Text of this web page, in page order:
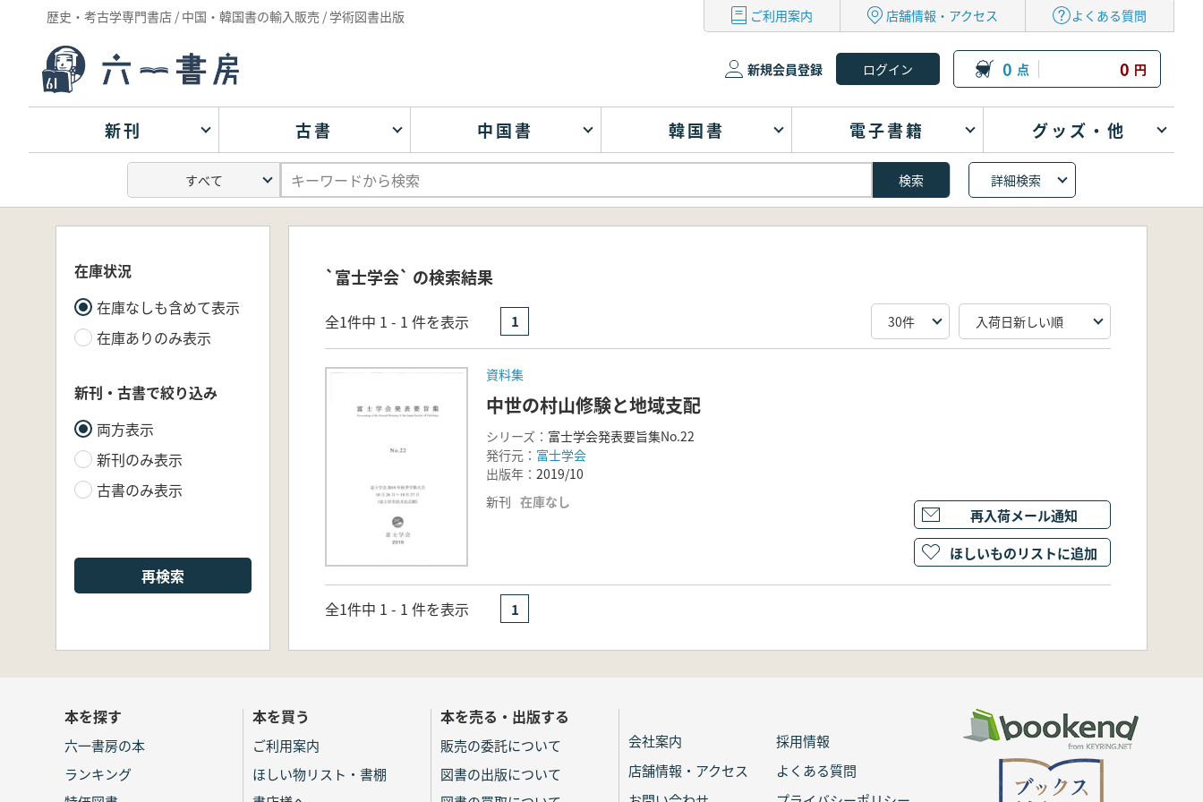
歴史・考古学専門書店 / 中国・韓国書の輸入販売 / 学術図書出版 ご利用案内 店舗情報・アクセス よくある質問
新規会員登録 0 点 0 円
新刊 古書 中国書 韓国書 電子書籍 グッズ・他
詳細検索
在庫状況
在庫なしも含めて表示
在庫ありのみ表示
新刊・古書で絞り込み
両方表示
新刊のみ表示
古書のみ表示
再検索
`富士学会` の検索結果
全1件中 1 - 1 件を表示 1
資料集
中世の村山修験と地域支配
シリーズ： 富士学会発表要旨集No.22
発行元： 富士学会
出版年： 2019/10
新刊 在庫なし
再入荷メール通知
ほしいものリストに追加
全1件中 1 - 1 件を表示 1
本を探す
六一書房の本
ランキング
本を買う
ご利用案内
ほしい物リスト・書棚
本を売る・出版する
販売の委託について
図書の出版について
会社案内
採用情報
店舗情報・アクセス
よくある質問